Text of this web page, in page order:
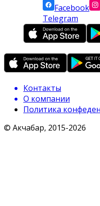
Facebook
Telegram
Контакты
О компании
Политика
© Акчабар, 2015-2026